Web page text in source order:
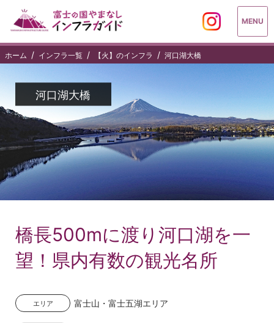
MENU
ホーム インフラ一覧 【火】のインフラ 河口湖大橋
河口湖大橋
橋長500mに渡り河口湖を一
望！県内有数の観光名所
エリア 富士山・富士五湖エリア